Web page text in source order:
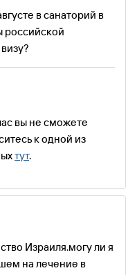
в санаторий в
российской
вы не сможете
к одной из
тут.
Израиля.могу ли я
на лечение в